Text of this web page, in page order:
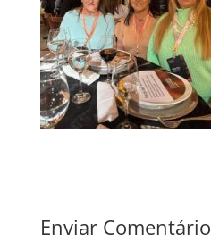
Enviar Comentário